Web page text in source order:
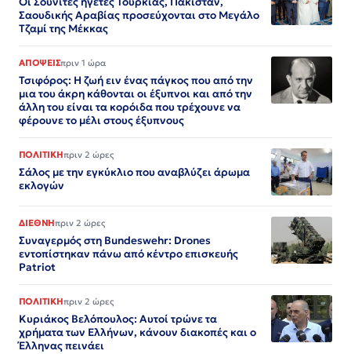
Σαουδικής Αραβίας προσεύχονται στο Μεγάλο
Τζαμί της Μέκκας
ΑΠΟΨΕΙΣπριν 1 ώρα
Τσιφόρος: Η ζωή ειν ένας πάγκος που από την
μια του άκρη κάθονται οι έξυπνοι και από την
άλλη του είναι τα κορόιδα που τρέχουνε να
φέρουνε το μέλι στους έξυπνους
ΠΟΛΙΤΙΚΗπριν 2 ώρες
Σάλος με την εγκύκλιο που αναβλύζει άρωμα
εκλογών
ΔΙΕΘΝΗπριν 2 ώρες
Συναγερμός στη Bundeswehr: Drones
εντοπίστηκαν πάνω από κέντρο επισκευής
Patriot
ΠΟΛΙΤΙΚΗπριν 2 ώρες
Κυριάκος Βελόπουλος: Αυτοί τρώνε τα
χρήματα των Ελλήνων, κάνουν διακοπές και ο
Έλληνας πεινάει